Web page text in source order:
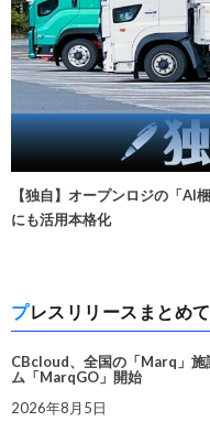
【独自】オープンロジの「AI
にも活用本格化
プレスリリースまとめ
CBcloud、全国の「Marq」施
ム「MarqGO」開始
2026年8月5日